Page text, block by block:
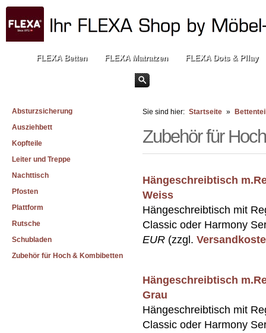
FLEXA Betten FLEXA Matratzen FLEXA Dots & Pllay
Absturzsicherung
Ausziehbett
Kopfteile
Leiter und Treppe
Nachttisch
Pfosten
Plattform
Rutsche
Schubladen
Zubehör für Hoch & Kombibetten
Sie sind hier: Startseite »
Zubehör für
Hängeschreibtisch
Weiss
Hängeschreibtisch mit
Classic oder Harmony
EUR (zzgl.
Hängeschreibtisch
Grau
Hängeschreibtisch mit
Classic oder Harmony